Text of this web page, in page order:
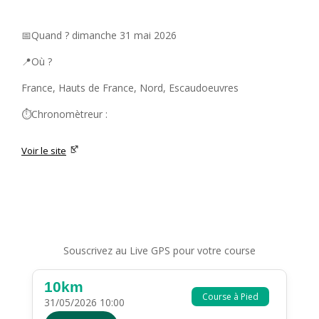
📅Quand ? dimanche 31 mai 2026
📍Où ?
France, Hauts de France, Nord, Escaudoeuvres
⏱️Chronomètreur :
Voir le site
Souscrivez au Live GPS pour votre course
Course à Pied
10km
31/05/2026 10:00